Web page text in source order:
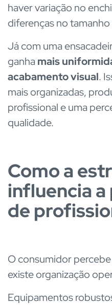
haver variação no
diferenças no
Já com uma
ganha mais
acabamento visual.
mais organizadas,
profissional e uma
qualidade.
Como a
influencia
de
O consumidor
existe organização
Equipamentos